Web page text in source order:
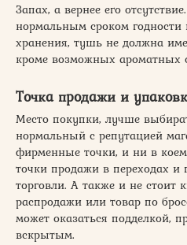
Запах, а вернее его
нормальным сроком
хранения, тушь не должна
кроме возможных ароматных
Точка продажи и
Место покупки, лучше
нормальный с репутацией
фирменные точки, и ни в
точки продажи в переходах и
торговли. А также и не стоит
распродажи или товар по
может оказаться подделкой,
вскрытым.